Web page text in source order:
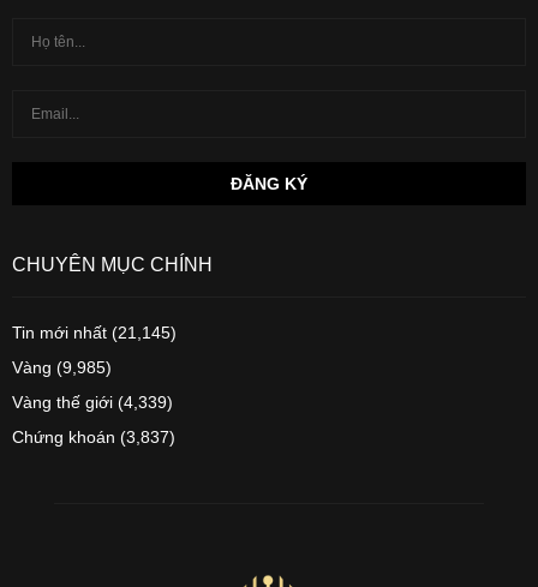
CHUYÊN MỤC CHÍNH
Tin mới nhất (21,145)
Vàng (9,985)
Vàng thế giới (4,339)
Chứng khoán (3,837)